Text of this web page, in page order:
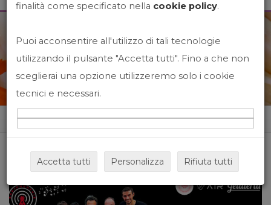
News&Events
Home News&events
finalità come specificato nella cookie policy.
Puoi acconsentire all'utilizzo di tali tecnologie
utilizzando il pulsante "Accetta tutti". Fino a che non
sceglierai una opzione utilizzeremo solo i cookie
tecnici e necessari.
Accetta tutti Personalizza Rifiuta tutti